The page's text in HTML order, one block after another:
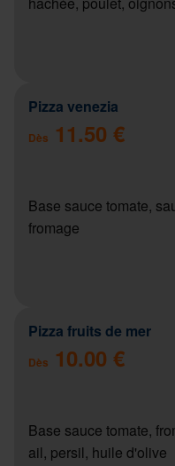
Pizza venezia
Dès 11.50 €
Base sauce tomate,
fromage
Pizza fruits de mer
Dès 10.00 €
Base sauce tomate,
ail, persil, huile d'olive